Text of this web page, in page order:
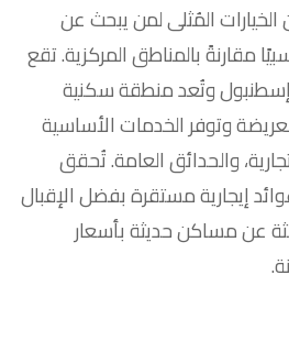
المُثلى لمن يبحث عن
مقارنةً بالمناطق المركزية. تقع
وتُعد منطقة سكنية
وتوفر الخدمات الأساسية
والحدائق العامة. تُحقق
إيجارية مستقرة بفضل الإقبال
عن مساكن حديثة بأسعار